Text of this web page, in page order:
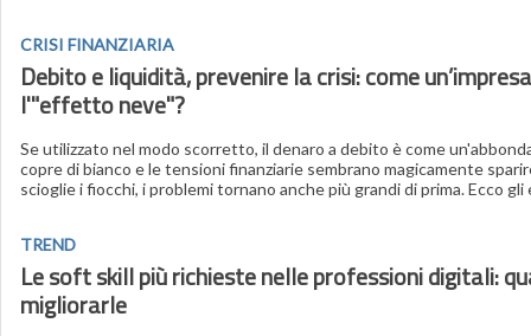
CRISI FINANZIARIA
Debito e liquidità, prevenire la crisi: come
l'"effetto neve"?
Se utilizzato nel modo scorretto, il denaro a debito è come
copre di bianco e le tensioni finanziarie sembrano magicamente
scioglie i fiocchi, i problemi tornano anche più grandi di prima. Ecco
TREND
Le soft skill più richieste nelle professioni digitali:
migliorarle